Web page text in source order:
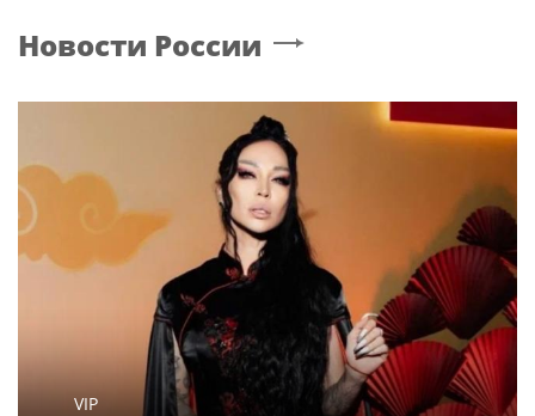
Новости России
VIP